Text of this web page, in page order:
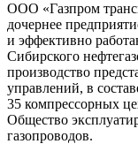
ООО «Газпром
дочернее
и эффективно
Сибирского
производство
управлений, в
35 компрессорных
Общество
газопроводов.